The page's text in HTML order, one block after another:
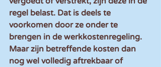
regel belast. Dat is deels te
voorkomen door ze onder te
brengen in de werkkostenregeling.
Maar zijn betreffende kosten dan
nog wel volledig aftrekbaar of